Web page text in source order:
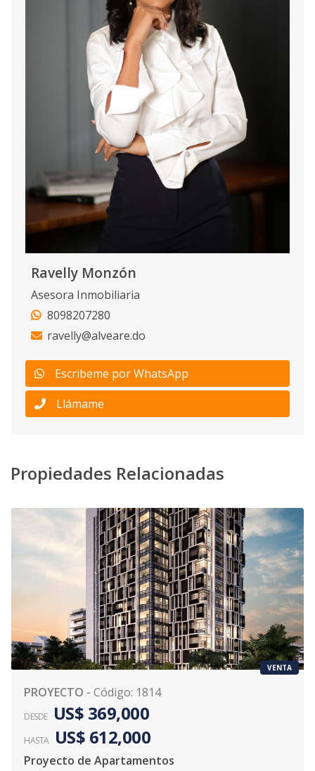
Ravelly Monzón
Asesora Inmobiliaria
8098207280
ravelly@alveare.do
Escribeme por WhatsApp
Llámame
Propiedades Relacionadas
VENTA
PROYECTO - Código: 1814
DESDE US$ 369,000
HASTA US$ 612,000
Proyecto de Apartamentos